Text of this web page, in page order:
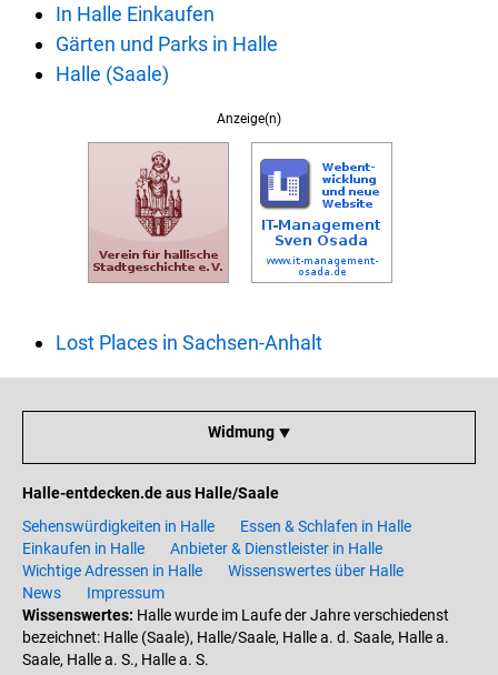
In Halle Einkaufen
Gärten und Parks in Halle
Halle (Saale)
Anzeige(n)
Lost Places in Sachsen-Anhalt
Widmung ⯆
Halle-entdecken.de aus Halle/Saale
Sehenswürdigkeiten in Halle
Essen & Schlafen in Halle
Einkaufen in Halle
Anbieter & Dienstleister in Halle
Wichtige Adressen in Halle
Wissenswertes über Halle
News
Impressum
Wissenswertes: Halle wurde im Laufe der Jahre verschiedenst
bezeichnet: Halle (Saale), Halle/Saale, Halle a. d. Saale, Halle a.
Saale, Halle a. S., Halle a. S.